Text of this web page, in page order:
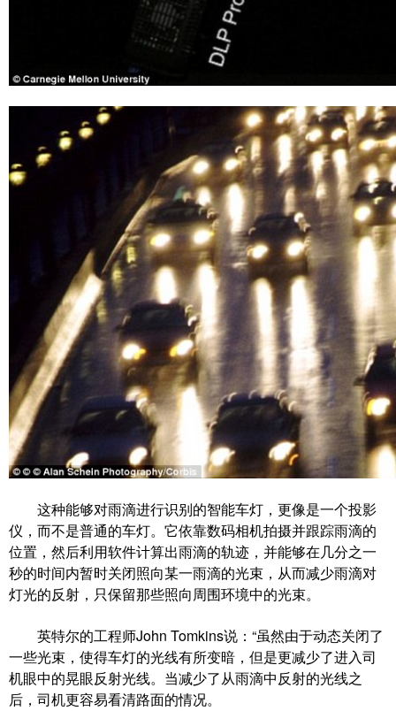
这种能够对雨滴进行识别的智能车灯，更像是一个投影
仪，而不是普通的车灯。它依靠数码相机拍摄并跟踪雨滴的
位置，然后利用软件计算出雨滴的轨迹，并能够在几分之一
秒的时间内暂时关闭照向某一雨滴的光束，从而减少雨滴对
灯光的反射，只保留那些照向周围环境中的光束。
英特尔的工程师John Tomkins说：“虽然由于动态关闭了
一些光束，使得车灯的光线有所变暗，但是更减少了进入司
机眼中的晃眼反射光线。当减少了从雨滴中反射的光线之
后，司机更容易看清路面的情况。